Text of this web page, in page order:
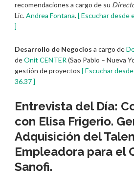
recomendaciones a cargo de su
Lic.Andrea Fontana.[ Escuchar desde
]
Desarrollo de Negocios a cargo de
deOnit CENTER (Sao Pablo – Nueva
gestión de proyectos [ Escuchar
36.37 ]
Entrevista del Día:
con Elisa Frigerio.
Adquisición del
Empleadora para el
Sanofi.